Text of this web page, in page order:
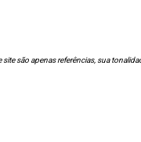
site são apenas referências, sua